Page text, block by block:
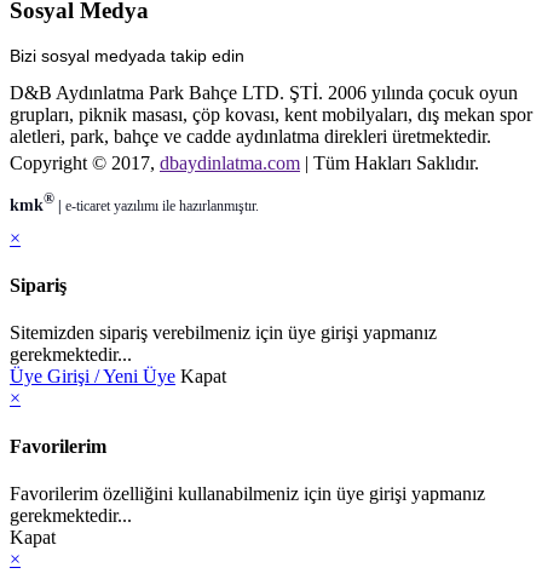
Sosyal Medya
Bizi sosyal medyada takip edin
D&B Aydınlatma Park Bahçe LTD. ŞTİ. 2006 yılında çocuk oyun
grupları, piknik masası, çöp kovası, kent mobilyaları, dış mekan spor
aletleri, park, bahçe ve cadde aydınlatma direkleri üretmektedir.
Copyright © 2017, dbaydinlatma.com | Tüm Hakları Saklıdır.
kmk® | e-ticaretyazılımı ile hazırlanmıştır.
×
Sipariş
Sitemizden sipariş verebilmeniz için üye girişi yapmanız
gerekmektedir...
Üye Girişi / Yeni Üye Kapat
×
Favorilerim
Favorilerim özelliğini kullanabilmeniz için üye girişi yapmanız
gerekmektedir...
Kapat
×